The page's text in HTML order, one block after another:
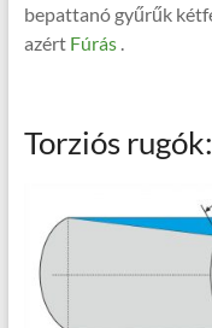
bepattanó gyűrűk
azértFúrás.
Torziós